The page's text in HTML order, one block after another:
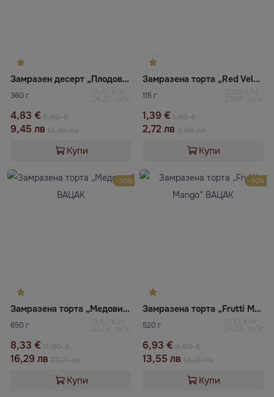
Замразен десерт „Плодова кошничка“ ВАЦАК
360 г 13,42 €/кг
26,25 лв/кг
4,83 €
9,45 лв
Купи
Замразена торта „Red Velvet“ ВАЦАК
115 г 12,09 €/кг
23,65 лв/кг
1,39 €
2,72 лв
Купи
-30%
Замразена торта „Медовик“ ВАЦАК
650 г 12,82 €/кг
25,06 лв/кг
8,33 €
16,29 лв
Купи
-30%
Замразена торта „Frutti Mango“ ВАЦАК
520 г 13,33 €/кг
26,06 лв/кг
6,93 €
13,55 лв
Купи